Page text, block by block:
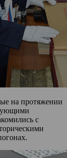
на протяжении
с